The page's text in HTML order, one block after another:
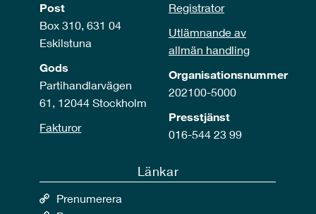
Post
Box 310, 631 04
Eskilstuna
Gods
Partihandlarvägen
61, 12044 Stockholm
Fakturor
Registrator
Utlämnande av
allmän handling
Organisationsnummer
202100-5000
Presstjänst
016-544 23 99
Länkar
Prenumerera